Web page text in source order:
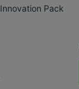
Pack